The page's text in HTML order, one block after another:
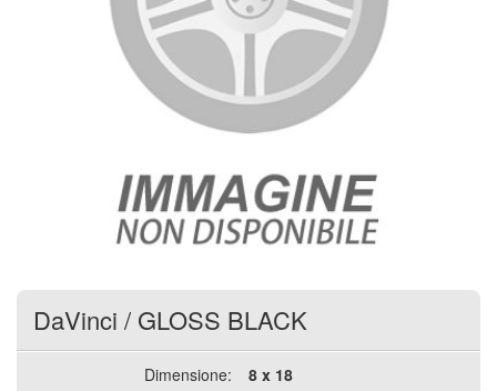
DaVinci / GLOSS BLACK
Dimensione:
8 x 18